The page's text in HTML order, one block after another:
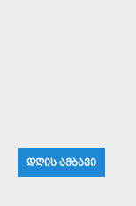
ᲓᲦᲘᲡ ᲐᲛᲑᲐᲕᲘ